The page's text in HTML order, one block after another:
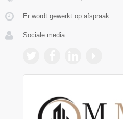
Er wordt gewerkt op afspraak.
Sociale media: